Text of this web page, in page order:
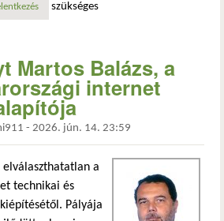
szükséges
Martos Balázs, a
internet
- 2026. jún. 14. 23:59
elválaszthatatlan a
technikai és
Pályája